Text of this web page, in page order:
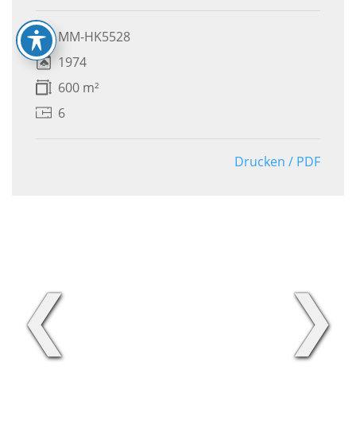
MM-HK5528
1974
600 m²
6
Drucken / PDF
❮ ❯